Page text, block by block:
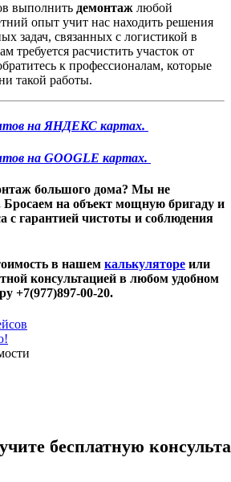
выполнить демонтаж любой
опыт учит нас находить решения
задач, связанных с логистикой в
требуется расчистить участок от
к профессионалам, которые
такой работы.
на ЯНДЕКС картах.
на GOOGLE картах.
большого дома? Мы не
на объект мощную бригаду и
с гарантией чистоты и соблюдения
в нашем калькуляторе или
консультацией в любом удобном
+7(977)897-00-20.
бесплатную